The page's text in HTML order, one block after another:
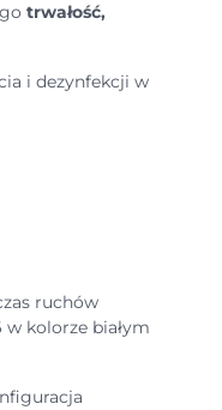
trwałość,
i dezynfekcji w
ruchów
w kolorze białym